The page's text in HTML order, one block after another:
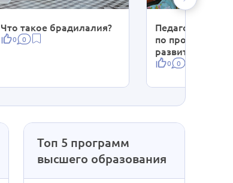
Что такое брадилалия?
0 0
по проявлению
развитию
0 0
Топ 5 программ
высшего образования